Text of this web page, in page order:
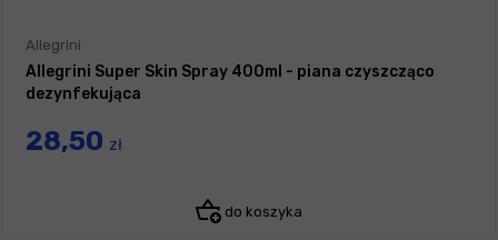
Allegrini
Allegrini Super Skin Spray 400ml - piana czyszcząco
dezynfekująca
28,50 zł
do koszyka